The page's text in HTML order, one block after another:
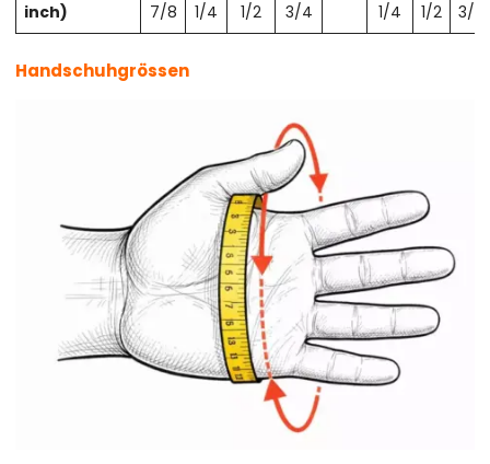
inch)
7/8
1/4
1/2
3/4
1/4
1/2
3/4
Handschuhgrössen